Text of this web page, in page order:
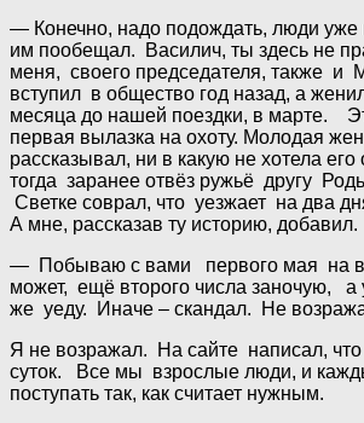
— Конечно, надо подождать, люди
им пообещал. Василич, ты здесь не
меня, своего председателя, также и
вступил в общество год назад, а
месяца до нашей поездки, в марте.
первая вылазка на охоту. Молодая
рассказывал, ни в какую не хотела его
тогда заранее отвёз ружьё другу
Светке соврал, что уезжает на два
А мне, рассказав ту историю, добавил.
— Побываю с вами первого мая на
может, ещё второго числа заночую, а
же уеду. Иначе – скандал. Не
Я не возражал. На сайте написал,
суток. Все мы взрослые люди, и
поступать так, как считает нужным.